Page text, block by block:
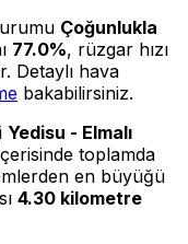
Çoğunlukla
77.0%, rüzgar hızı
Detaylı hava
bakabilirsiniz.
Yedisu - Elmalı
toplamda
en büyüğü
4.30 kilometre